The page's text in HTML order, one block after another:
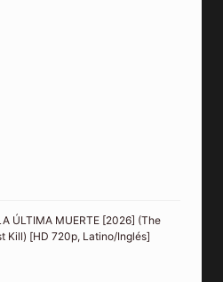
ÚLTIMA MUERTE [2026] (The
Kill) [HD 720p, Latino/Inglés]